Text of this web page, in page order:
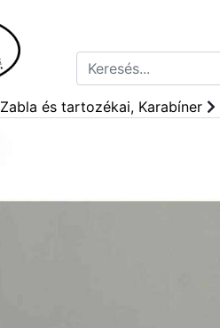
Zabla és tartozékai, Karabíner